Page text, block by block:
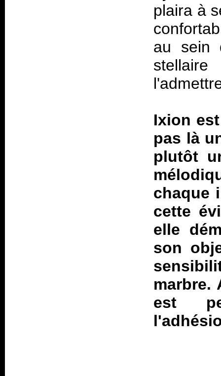
plaira à
au
Ixion
pas là
plutôt
chaque
cette
elle
son
marbre.
est